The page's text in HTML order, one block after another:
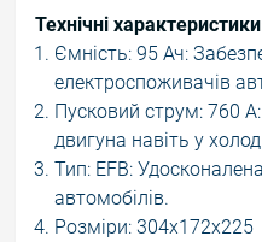
Технічні
Ємність: 95 Ач:
електроспоживачів
Пусковий струм: 760
двигуна навіть у
Тип: EFB:
автомобілів.
Розміри: 304х172х225